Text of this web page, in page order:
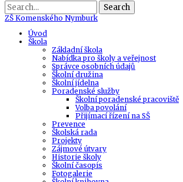
Search
ZŠ Komenského Nymburk
Úvod
Škola
Základní škola
Nabídka pro školy a veřejnost
Správce osobních údajů
Školní družina
Školní jídelna
Poradenské služby
Školní poradenské pracoviště
Volba povolání
Přijímací řízení na SŠ
Prevence
Školská rada
Projekty
Zájmové útvary
Historie školy
Školní časopis
Fotogalerie